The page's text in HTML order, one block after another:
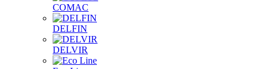
COMAC
DELFIN
DELVIR